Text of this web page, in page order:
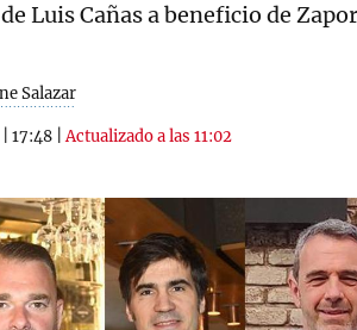
Luis Cañas a beneficio de
Salazar
17:48 |Actualizado a las 11:02